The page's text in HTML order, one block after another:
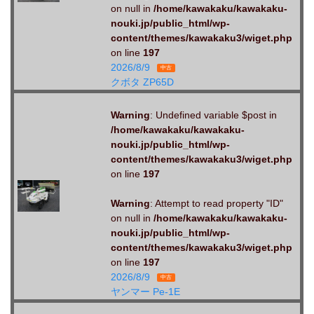
on null in /home/kawakaku/kawakaku-
nouki.jp/public_html/wp-
content/themes/kawakaku3/wiget.php
on line 197
2026/8/9
中古
クボタ ZP65D
Warning: Undefined variable $post in
/home/kawakaku/kawakaku-
nouki.jp/public_html/wp-
content/themes/kawakaku3/wiget.php
on line 197
Warning: Attempt to read property "ID"
on null in /home/kawakaku/kawakaku-
nouki.jp/public_html/wp-
content/themes/kawakaku3/wiget.php
on line 197
2026/8/9
中古
ヤンマー Pe-1E